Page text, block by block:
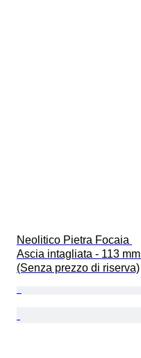
Neolitico Pietra Focaia
Ascia intagliata - 113 mm
(Senza prezzo di riserva)